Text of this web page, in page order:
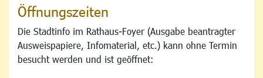
Öffnungszeiten
Die Stadtinfo im Rathaus-Foyer (Ausgabe beantragter
Ausweispapiere, Infomaterial, etc.) kann ohne Termin
besucht werden und ist geöffnet: